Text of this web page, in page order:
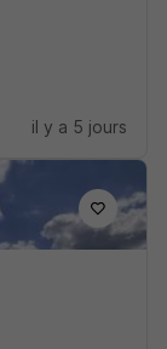
il y a 5 jours